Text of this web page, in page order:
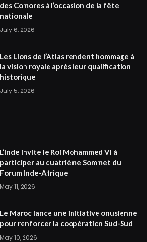
des Comores à l’occasion de la fête
nationale
July 6, 2026
Les Lions de l’Atlas rendent hommage à
la vision royale après leur qualification
historique
July 5, 2026
L’Inde invite le Roi Mohammed VI à
participer au quatrième Sommet du
Forum Inde-Afrique
May 11, 2026
Le Maroc lance une initiative onusienne
pour renforcer la coopération Sud-Sud
May 10, 2026